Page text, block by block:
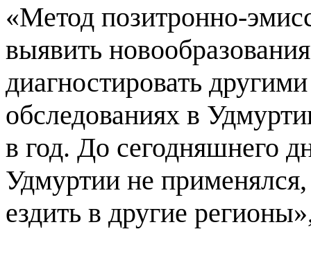
«Метод позитронно-
выявить
диагностировать
обследованиях в
в год. До сегодняшнего
Удмуртии не
ездить в другие